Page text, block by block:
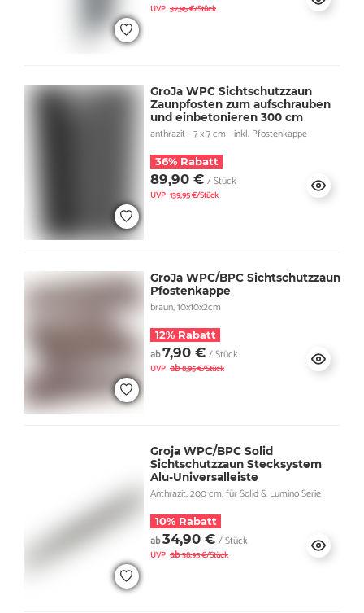
UVP 32,95 €/Stück
GroJa WPC Sichtschutzzaun
Zaunpfosten zum aufschrauben
und einbetonieren 300 cm
anthrazit - 7 x 7 cm - inkl. Pfostenkappe
36% Rabatt
89,90 € / Stück
UVP 139,95 €/Stück
GroJa WPC/BPC Sichtschutzzaun
Pfostenkappe
braun, 10x10x2cm
12% Rabatt
ab7,90 € / Stück
UVP ab8,95 €/Stück
Groja WPC/BPC Solid
Sichtschutzzaun Stecksystem
Alu-Universalleiste
Anthrazit, 200 cm, für Solid & Lumino Serie
10% Rabatt
ab34,90 € / Stück
UVP ab38,95 €/Stück